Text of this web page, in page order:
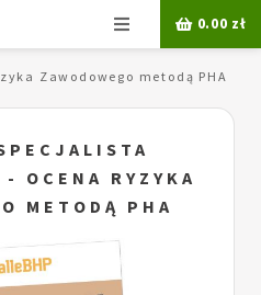
Menu 0.00 zł
Zawodowego metodą PHA
OCENA RYZYKA
METODĄ PHA